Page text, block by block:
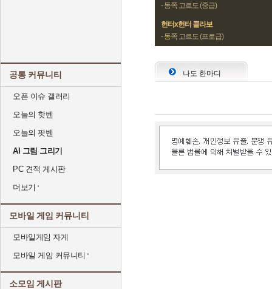
공통 커뮤니티
오픈 이슈 갤러리
오늘의 핫벤
오늘의 팟벤
AI 그림 그리기
PC 견적 게시판
더보기
모바일 게임 커뮤니티
모바일게임 자게
모바일 게임 커뮤니티
소모임 게시판
- 동쪽 고르도 (중급)
헌터x헌터 콜라보
- 동쪽 고르도 (프로급)
나도 한마디